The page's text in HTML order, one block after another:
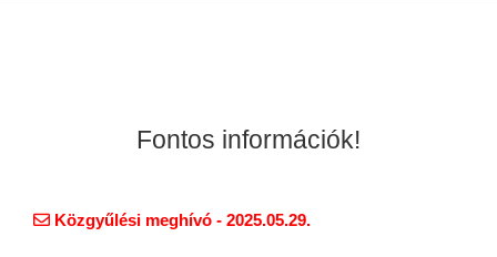
Fontos információk!
Közgyűlési meghívó - 2025.05.29.